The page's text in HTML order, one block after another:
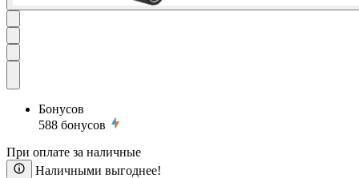
Бонусов
588 бонусов
При оплате за наличные
Наличными выгоднее!